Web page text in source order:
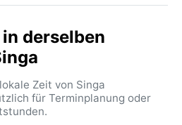
derselben
Zeit von Singa
für Terminplanung oder